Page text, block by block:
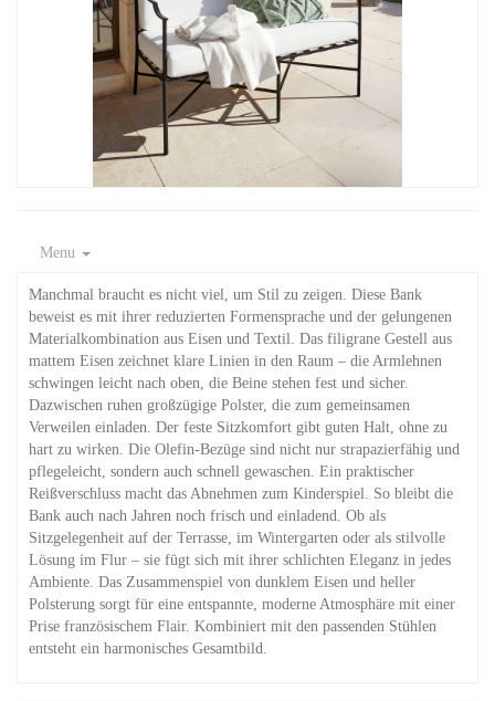
Menu
Manchmal braucht es nicht viel, um Stil zu zeigen. Diese Bank
beweist es mit ihrer reduzierten Formensprache und der gelungenen
Materialkombination aus Eisen und Textil. Das filigrane Gestell aus
mattem Eisen zeichnet klare Linien in den Raum – die Armlehnen
schwingen leicht nach oben, die Beine stehen fest und sicher.
Dazwischen ruhen großzügige Polster, die zum gemeinsamen
Verweilen einladen. Der feste Sitzkomfort gibt guten Halt, ohne zu
hart zu wirken. Die Olefin-Bezüge sind nicht nur strapazierfähig und
pflegeleicht, sondern auch schnell gewaschen. Ein praktischer
Reißverschluss macht das Abnehmen zum Kinderspiel. So bleibt die
Bank auch nach Jahren noch frisch und einladend. Ob als
Sitzgelegenheit auf der Terrasse, im Wintergarten oder als stilvolle
Lösung im Flur – sie fügt sich mit ihrer schlichten Eleganz in jedes
Ambiente. Das Zusammenspiel von dunklem Eisen und heller
Polsterung sorgt für eine entspannte, moderne Atmosphäre mit einer
Prise französischem Flair. Kombiniert mit den passenden Stühlen
entsteht ein harmonisches Gesamtbild.